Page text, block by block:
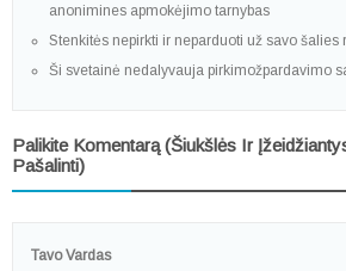
anonimines apmokėjimo tarnybas
Stenkitės nepirkti ir neparduoti už savo šalies
Ši svetainė nedalyvauja pirkimožpardavimo
Palikite Komentarą (šiukšlės Ir
Pašalinti)
Tavo Vardas